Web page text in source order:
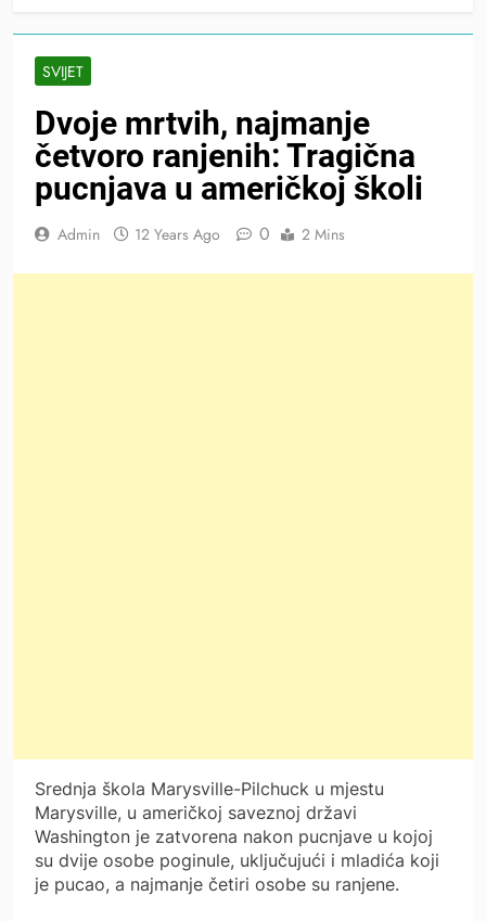
SVIJET
Dvoje mrtvih, najmanje
četvoro ranjenih: Tragična
pucnjava u američkoj školi
Admin 12 Years Ago 0 2 Mins
Srednja škola Marysville-Pilchuck u mjestu
Marysville, u američkoj saveznoj državi
Washington je zatvorena nakon pucnjave u kojoj
su dvije osobe poginule, uključujući i mladića koji
je pucao, a najmanje četiri osobe su ranjene.